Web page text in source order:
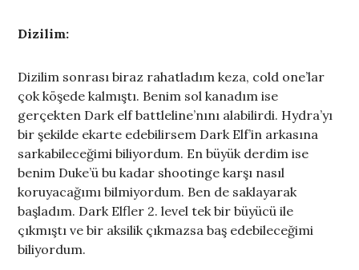
Dizilim:
Dizilim sonrası biraz rahatladım keza, cold one’lar
çok köşede kalmıştı. Benim sol kanadım ise
gerçekten Dark elf battleline’nını alabilirdi. Hydra’yı
bir şekilde ekarte edebilirsem Dark Elf’in arkasına
sarkabileceğimi biliyordum. En büyük derdim ise
benim Duke’ü bu kadar shootinge karşı nasıl
koruyacağımı bilmiyordum. Ben de saklayarak
başladım. Dark Elfler 2. level tek bir büyücü ile
çıkmıştı ve bir aksilik çıkmazsa baş edebileceğimi
biliyordum.